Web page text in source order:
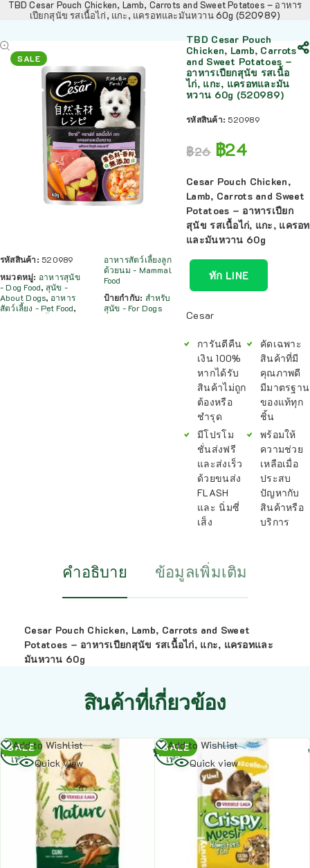
TBD Cesar Pouch Chicken, Lamb, Carrots and Sweet Potatoes – อาหาร
เปียกสุนัข รสเนื้อไก่, แกะ, แครอทและมันหวาน 60g (520989)
SALE
รหัสสินค้า: 520989
หมวดหมู่: อาหารสุนัข
- Dog Food, สุนัข -
About Dogs, อาหาร
สัตว์เลี้ยง - Pet Food,
อาหารสัตว์เลี้ยงลูก
ด้วยนม - Mammal
Food
ป้ายกำกับ: สำหรับ
สุนัข - For Dogs
TBD Cesar Pouch
Chicken, Lamb, Carrots
and Sweet Potatoes –
อาหารเปียกสุนัข รสเนื้อ
ไก่, แกะ, แครอทและมัน
หวาน 60g (520989)
รหัสสินค้า: 520989
฿26 ฿24
Cesar Pouch Chicken,
Lamb, Carrots and Sweet
Potatoes – อาหารเปียก
สุนัข รสเนื้อไก่, แกะ, แครอท
และมันหวาน 60g
ทัก LINE
Cesar
การันตีคืน
เงิน 100%
หากได้รับ
สินค้าไม่ถูก
ต้องหรือ
ชำรุด
มีโปรโม
ชั่นส่งฟรี
และส่งเร็ว
ด้วยขนส่ง
FLASH
และ นิ่มซี่
เส็ง
คัดเฉพาะ
สินค้าที่มี
คุณภาพดี
มีมาตรฐาน
ของแท้ทุก
ชิ้น
พร้อมให้
ความช่วย
เหลือเมื่อ
ประสบ
ปัญหากับ
สินค้าหรือ
บริการ
คำอธิบาย ข้อมูลเพิ่มเติม
Cesar Pouch Chicken, Lamb, Carrots and Sweet
Potatoes – อาหารเปียกสุนัข รสเนื้อไก่, แกะ, แครอทและ
มันหวาน 60g
สินค้าที่เกี่ยวข้อง
SALE
Add to Wishlist
Quick view
อ่าน
เพิ่ม
SALE
Add to Wishlist
Quick view
อ่าน
เพิ่ม